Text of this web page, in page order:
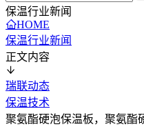
保温行业新闻
HOME
保温行业新闻
正文内容
瑞联动态
保温技术
聚氨酯硬泡保温板，聚氨酯